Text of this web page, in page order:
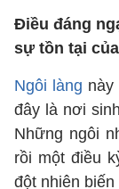
Điều đáng
sự tồn tại
Ngôi làng này
đây là nơi
Những ngôi
rồi một điều
đột nhiên biến